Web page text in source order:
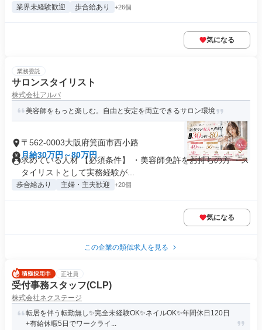
業界未経験歓迎 歩合給あり +26個
気になる
業務委託
サロンスタイリスト
株式会社アルバ
美容師をもっと楽しむ。自由と安定を両立できるサロン環境
〒562-0003大阪府箕面市西小路
月給30万円～80万円
求めている人材 【必須条件】 ・美容師免許をお持ちの方 ・ス
タイリストとして実務経験が...
歩合給あり 主婦・主夫歓迎 +20個
気になる
この企業の類似求人を見る
正社員
受付事務スタッフ(CLP)
株式会社ネクステージ
転居を伴う転勤無し✨完全未経験OK✨ネイルOK✨年間休日120日
+有給休暇5日でワークライ...